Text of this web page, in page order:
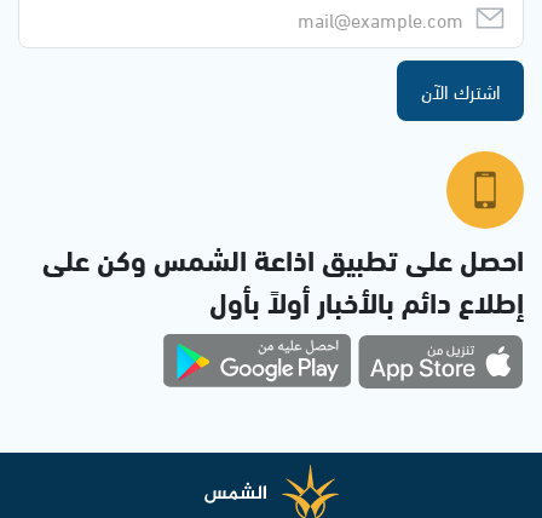
اشترك الآن
احصل على تطبيق اذاعة الشمس وكن على
إطلاع دائم بالأخبار أولاً بأول